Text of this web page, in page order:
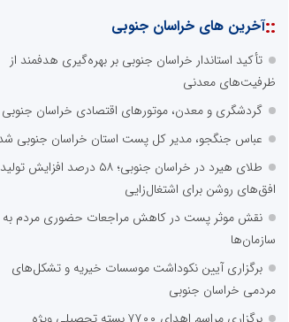
::آخرین های خراسان جنوبی
تأکید استاندار خراسان جنوبی بر بهره‌گیری هدفمند از
ظرفیت‌های معدنی
گردشگری و معدن، موتورهای اقتصادی خراسان جنوبی
عباس جنگجو، مدیر کل پست استان خراسان جنوبی
طلای هیرد در خراسان جنوبی؛ ۵۸ درصد افزایش
افق‌های روشن برای اشتغال‌زایی
نقش موثر پست در کاهش مراجعات حضوری مردم به
سازمان‌ها
برگزاری آیین نکوداشت موسسات خیریه و تشکل‌های
مردمی خراسان‌ جنوبی